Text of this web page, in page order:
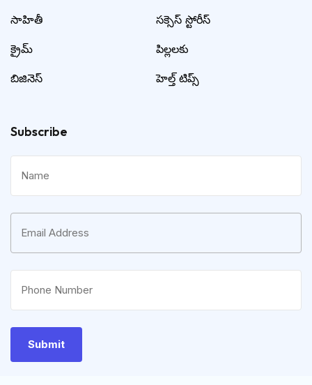
సాహితీ
క్రైమ్
బిజినెస్
సక్సెస్ స్టోరీస్
పిల్లలకు
హెల్త్ టిప్స్
Subscribe